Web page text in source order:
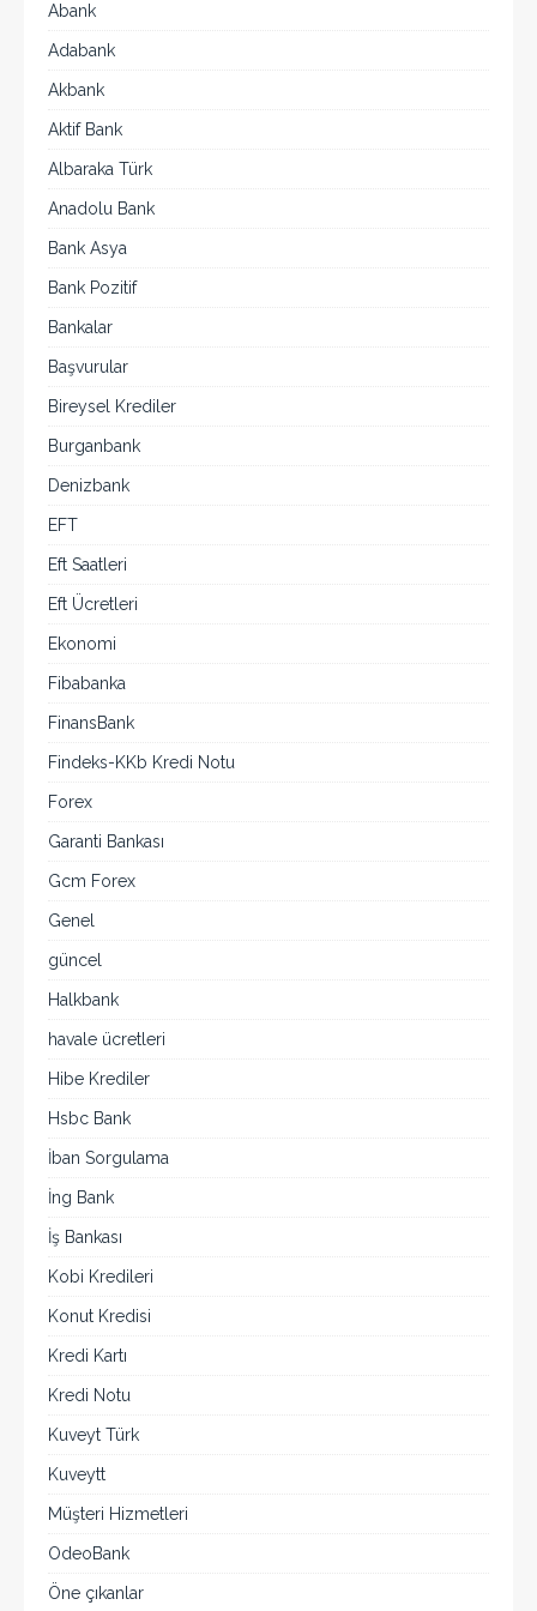
Abank
Adabank
Akbank
Aktif Bank
Albaraka Türk
Anadolu Bank
Bank Asya
Bank Pozitif
Bankalar
Başvurular
Bireysel Krediler
Burganbank
Denizbank
EFT
Eft Saatleri
Eft Ücretleri
Ekonomi
Fibabanka
FinansBank
Findeks-KKb Kredi Notu
Forex
Garanti Bankası
Gcm Forex
Genel
güncel
Halkbank
havale ücretleri
Hibe Krediler
Hsbc Bank
İban Sorgulama
İng Bank
İş Bankası
Kobi Kredileri
Konut Kredisi
Kredi Kartı
Kredi Notu
Kuveyt Türk
Kuveytt
Müşteri Hizmetleri
OdeoBank
Öne çıkanlar